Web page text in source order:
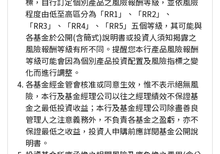
程度由低至高區分為「RR1」、「RR2」、
「RR3」、「RR4」、「RR5」五個等級，其可能與
各基金於公開(含簡式)說明書或投資人須知揭露之
風險報酬等級有所不同。提醒您本行產品風險報酬
等級可能會因為個別產品投資配置及風險指標之變
化而進行調整。
各基金經金管會核准或同意生效，惟不表示絕無風
險，本行及基金經理公司以往之經理績效不保證基
金之最低投資收益；本行及基金經理公司除盡善良
管理人之注意義務外，不負責各基金之盈虧，亦不
保證最低之收益，投資人申購前應詳閱基金公開說
明書。